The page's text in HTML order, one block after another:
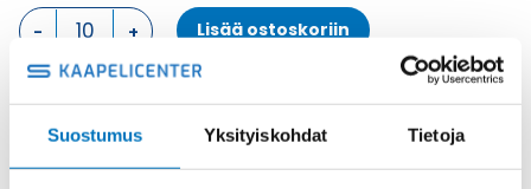
Suostumus Yksityiskohdat Tietoja
KOTELON
YLÄOSA,
2
YLÄOSA
määrä
Lisää ostoskoriin
Metalli
Osasto ILME -moninapaliittimet,Kotelon yläosa,Kotelot